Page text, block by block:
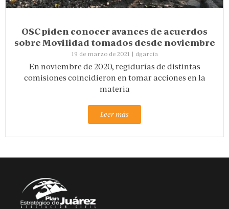
OSC piden conocer avances de acuerdos
sobre Movilidad tomados desde noviembre
19 de marzo de 2021 | dgarcia
En noviembre de 2020, regidurías de distintas
comisiones coincidieron en tomar acciones en la
materia
Leer más